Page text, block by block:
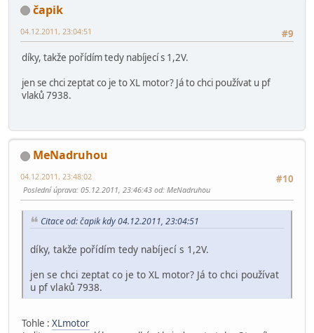
čapik
#9
04.12.2011, 23:04:51
díky, takže pořídím tedy nabíjecí s 1,2V.
jen se chci zeptat co je to XL motor? Já to chci používat u pf
vlaků 7938.
MeNadruhou
#10
04.12.2011, 23:48:02
Poslední úprava: 05.12.2011, 23:46:43 od: MeNadruhou
Citace od: čapik kdy 04.12.2011, 23:04:51
díky, takže pořídím tedy nabíjecí s 1,2V.
jen se chci zeptat co je to XL motor? Já to chci používat
u pf vlaků 7938.
Tohle : XLmotor